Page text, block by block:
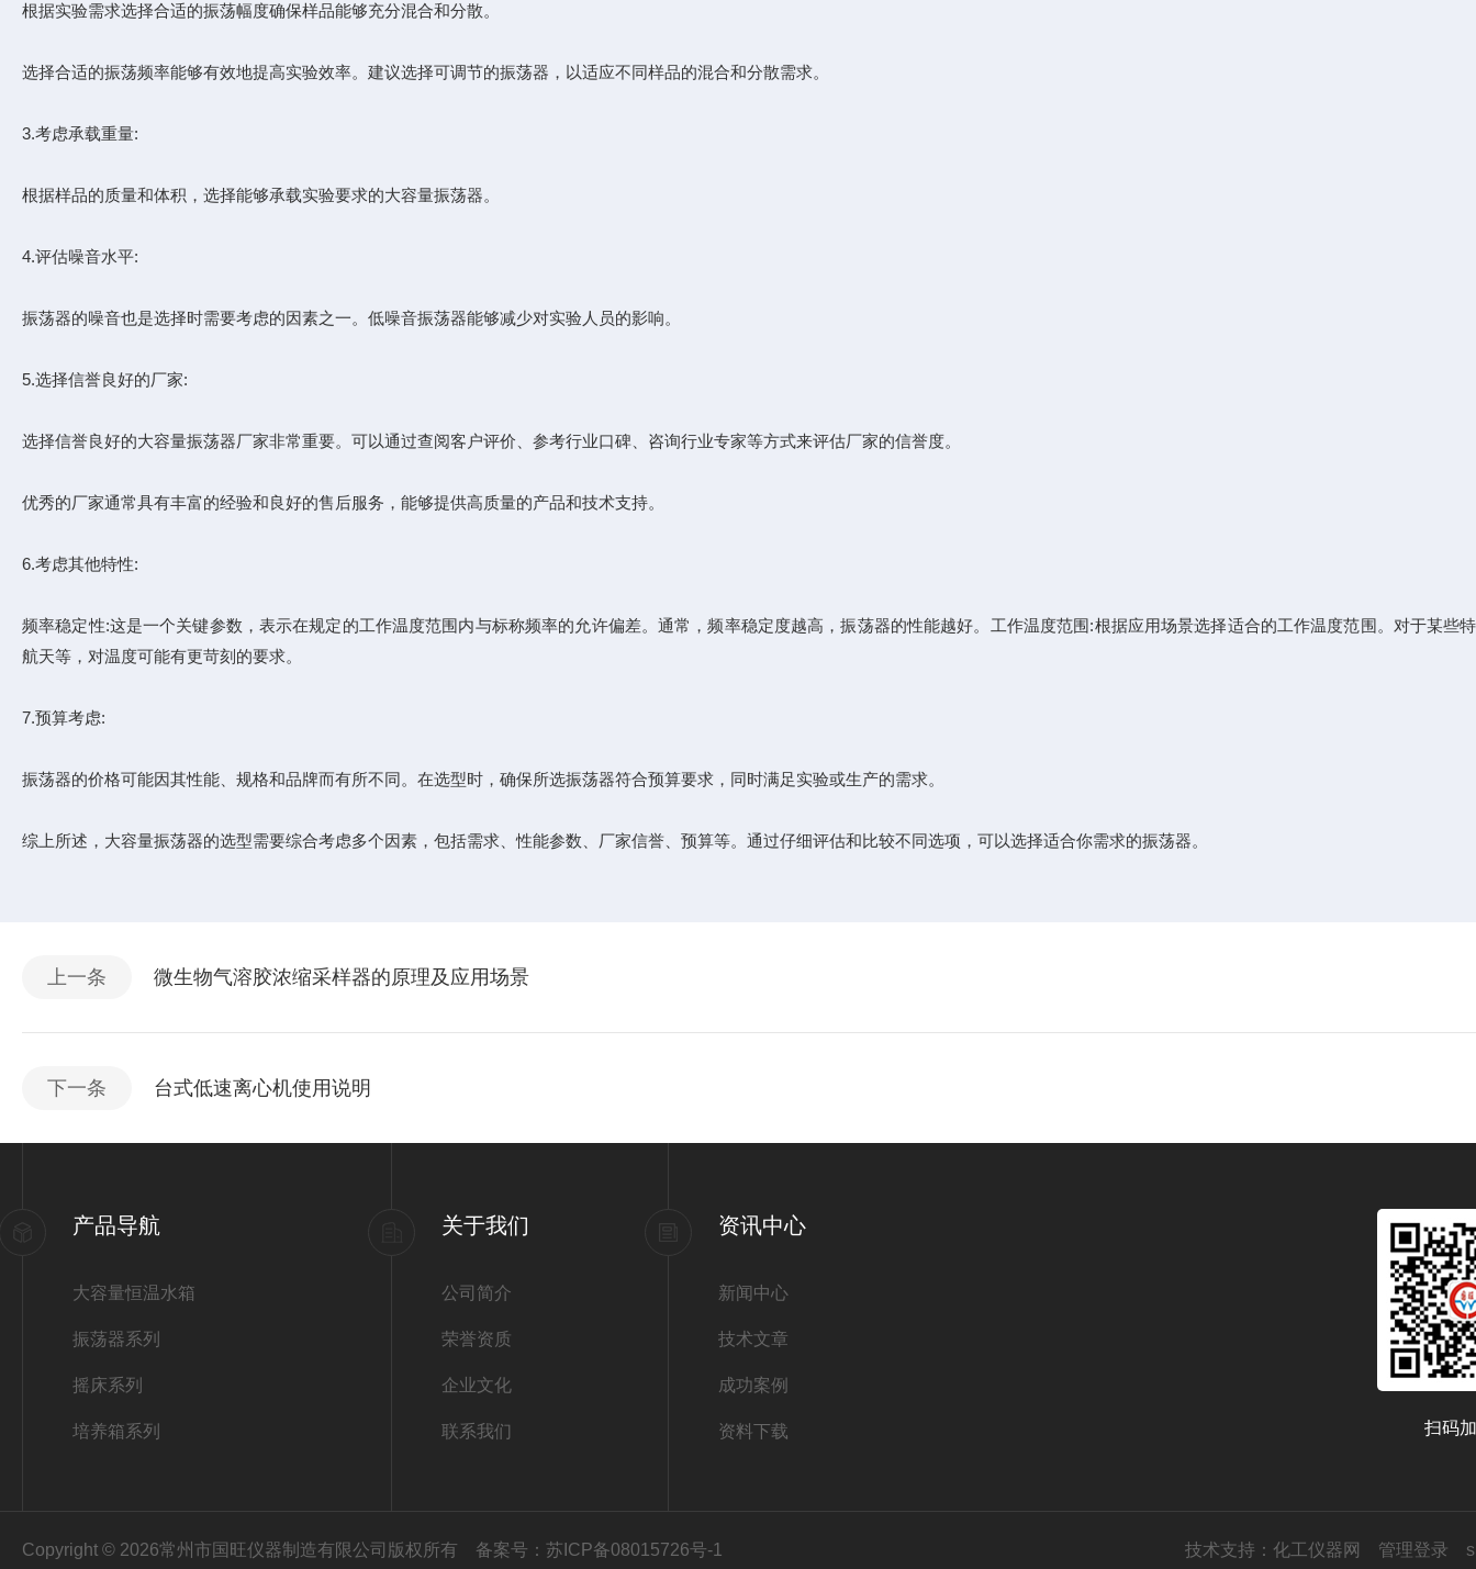
根据实验需求选择合适的振荡幅度确保样品能够充分混合和分散。
选择合适的振荡频率能够有效地提高实验效率。建议选择可调节的振荡器，以适应不同样品的混合和分散需求。
3.考虑承载重量:
根据样品的质量和体积，选择能够承载实验要求的大容量振荡器。
4.评估噪音水平:
振荡器的噪音也是选择时需要考虑的因素之一。低噪音振荡器能够减少对实验人员的影响。
5.选择信誉良好的厂家:
选择信誉良好的大容量振荡器厂家非常重要。可以通过查阅客户评价、参考行业口碑、咨询行业专家等方式来评估厂家的信誉度。
优秀的厂家通常具有丰富的经验和良好的售后服务，能够提供高质量的产品和技术支持。
6.考虑其他特性:
频率稳定性:这是一个关键参数，表示在规定的工作温度范围内与标称频率的允许偏差。通常，频率稳定度越高，振荡器的性能越好。工作温度范围:根据应用场景选择适合的工作温度范围。对于某些
航天等，对温度可能有更苛刻的要求。
7.预算考虑:
振荡器的价格可能因其性能、规格和品牌而有所不同。在选型时，确保所选振荡器符合预算要求，同时满足实验或生产的需求。
综上所述，大容量振荡器的选型需要综合考虑多个因素，包括需求、性能参数、厂家信誉、预算等。通过仔细评估和比较不同选项，可以选择适合你需求的振荡器。
上一条 微生物气溶胶浓缩采样器的原理及应用场景
下一条 台式低速离心机使用说明
产品导航
大容量恒温水箱
振荡器系列
摇床系列
培养箱系列
关于我们
公司简介
荣誉资质
企业文化
联系我们
资讯中心
新闻中心
技术文章
成功案例
资料下载 扫码
Copyright © 2026常州市国旺仪器制造有限公司版权所有 备案号：苏ICP备08015726号-1 技术支持： 化工仪器网 管理登录